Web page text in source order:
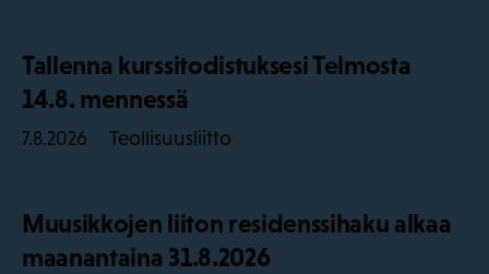
Tallenna kurssitodistuksesi Telmosta
14.8. mennessä
7.8.2026 Teollisuusliitto
Muusikkojen liiton residenssihaku alkaa
maanantaina 31.8.2026